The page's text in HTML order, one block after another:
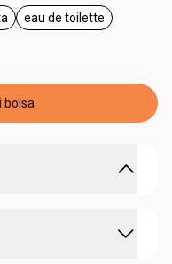
Libertaetiqueta eau de
eau de toilette
bolsa
la diversión